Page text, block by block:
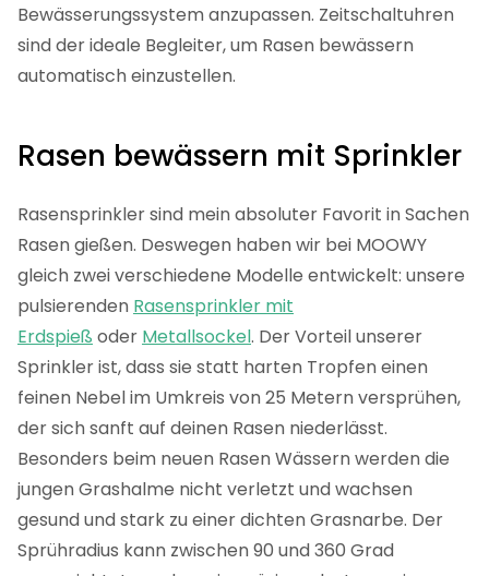
Bewässerungssystem anzupassen. Zeitschaltuhren
sind der ideale Begleiter, um Rasen bewässern
automatisch einzustellen.
Rasen bewässern mit Sprinkler
Rasensprinkler sind mein absoluter Favorit in Sachen
Rasen gießen. Deswegen haben wir bei MOOWY
gleich zwei verschiedene Modelle entwickelt: unsere
pulsierenden Rasensprinkler mit
Erdspieß oder Metallsockel. Der Vorteil unserer
Sprinkler ist, dass sie statt harten Tropfen einen
feinen Nebel im Umkreis von 25 Metern versprühen,
der sich sanft auf deinen Rasen niederlässt.
Besonders beim neuen Rasen Wässern werden die
jungen Grashalme nicht verletzt und wachsen
gesund und stark zu einer dichten Grasnarbe. Der
Sprühradius kann zwischen 90 und 360 Grad